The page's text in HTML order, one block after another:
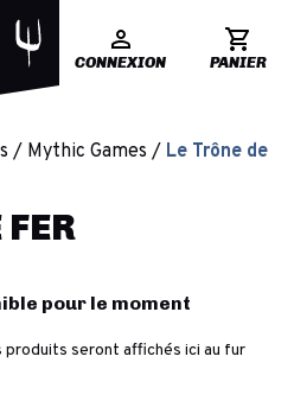
CONNEXION PANIER
Mythic Games
Le Trône de
FER
pour le moment
seront affichés ici au fur